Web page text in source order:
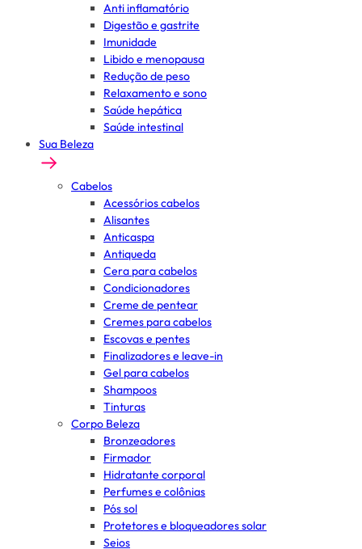
Anti inflamatório
Digestão e gastrite
Imunidade
Libido e menopausa
Redução de peso
Relaxamento e sono
Saúde hepática
Saúde intestinal
Sua Beleza
Cabelos
Acessórios cabelos
Alisantes
Anticaspa
Antiqueda
Cera para cabelos
Condicionadores
Creme de pentear
Cremes para cabelos
Escovas e pentes
Finalizadores e leave-in
Gel para cabelos
Shampoos
Tinturas
Corpo Beleza
Bronzeadores
Firmador
Hidratante corporal
Perfumes e colônias
Pós sol
Protetores e bloqueadores solar
Seios